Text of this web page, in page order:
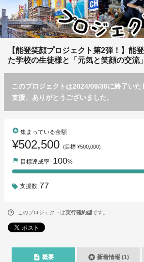
【能登笑顔プロジェクト第2弾！】能
た学校の生徒様と「元気と笑顔の交流」
このプロジェクトは2024/09/30に終了い
支援、ありがとうございました。
stars 集まっている金額
¥502,500 (目標 ¥500,000)
flag 目標達成率 100%
支援数 77
このプロジェクトは実行確約型です。
description 概要 stars 新着情報 (1)